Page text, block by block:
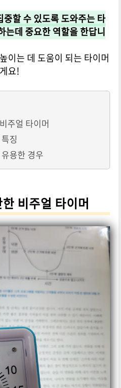
할 수 있도록 도와주는 타
는데 중요한 역할을 한답니
이는 데 도움이 되는 타이머
요!
주얼 타이머
징
용한 경우
비주얼 타이머